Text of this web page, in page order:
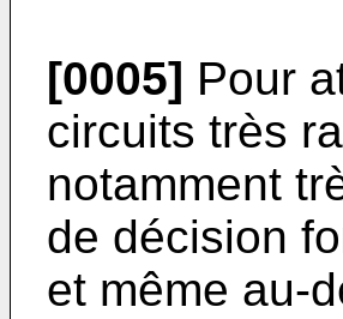
[0005] Pour
circuits très
notamment
de décision
et même au-